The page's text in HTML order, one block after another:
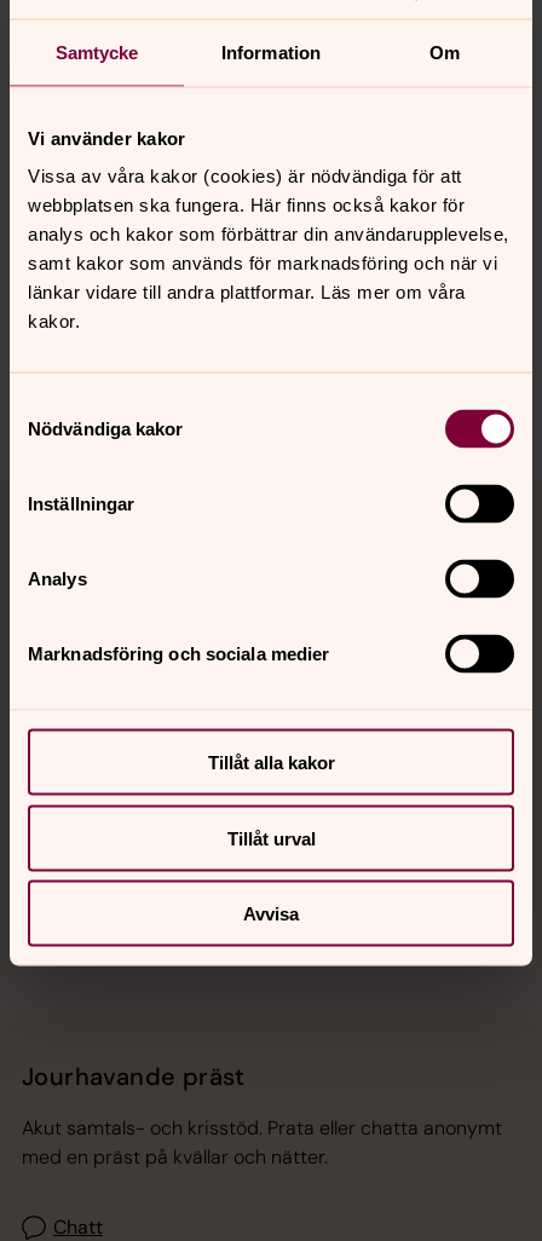
Samtycke Information Om
Vi använder kakor
Vissa av våra kakor (cookies) är nödvändiga för att
webbplatsen ska fungera. Här finns också kakor för
analys och kakor som förbättrar din användarupplevelse,
samt kakor som används för marknadsföring och när vi
länkar vidare till andra plattformar. Läs mer om våra
kakor.
Nödvändiga kakor
Inställningar
Analys
Marknadsföring och sociala medier
Tillåt alla kakor
Tillåt urval
Avvisa
Foto: Maria Lundgren
Synpunkter eller frågor på sidans
innehåll?
motala.forsamling@svenskakyrkan.se
Kalender
Hitta snabbt
Sociala kanaler
Jourhavande präst
Akut samtals- och krisstöd. Prata eller chatta anonymt
med en präst på kvällar och nätter.
Chatt